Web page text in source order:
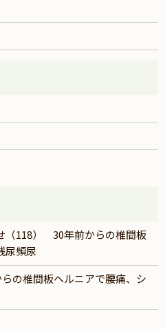
（118） 30年前からの椎間板
尿頻尿
椎間板ヘルニアで腰痛、シ